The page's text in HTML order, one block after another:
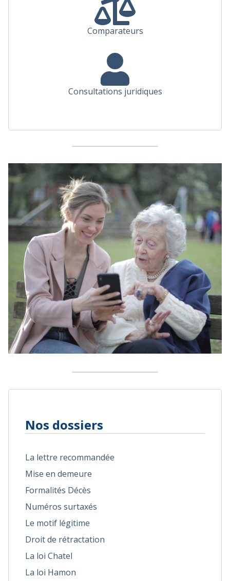
Comparateurs
Consultations juridiques
Nos dossiers
La lettre recommandée
Mise en demeure
Formalités Décès
Numéros surtaxés
Le motif légitime
Droit de rétractation
La loi Chatel
La loi Hamon